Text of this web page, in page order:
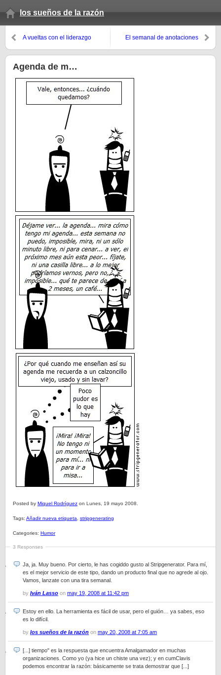
los sueños de la razón
A vueltas con el liderazgo
El semanal de anotaciones
Agenda de m…
Posted by Miquel Rodríguez on Lunes, 19 mayo 2008.
Tags: Añadir nueva etiqueta stripgenerating
Categories: Humor
3 Responses
Ja, ja. Muy bueno. Por cierto, le has cogiddo gusto al Stripgenerator. Para mí,
es el mejor servicio de este tipo, dando un producto final que no agrede al ojo.
Vamos, lanzate con una tira semanal.
by Iván Lasso on may 19, 2008 at 11:42 pm
Estoy en ello. La herramienta es fácil de usar, pero el guión… ya sabes, eso
es lo difícil.
by los sueños de la razón on may 20, 2008 at 7:05 am
[...] tiempo" es la respuesta que encuentra Amalgamador en muchas
organizaciones. Como yo (ya hice un chiste una vez); y en cumClavis
podemos encontrar la razón: básicamente se trata demostrar que [...]